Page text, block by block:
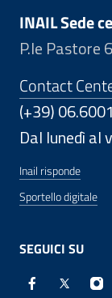
INAIL Sede
P.le Pastore
Contact
(+39) 06.6001
Dal lunedì al
Inail risponde
Sportello digitale
SEGUICI SU